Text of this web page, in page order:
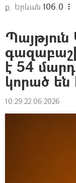
ք. Երևան 106.0
է 54
կորած են
10:29 22.06.2026